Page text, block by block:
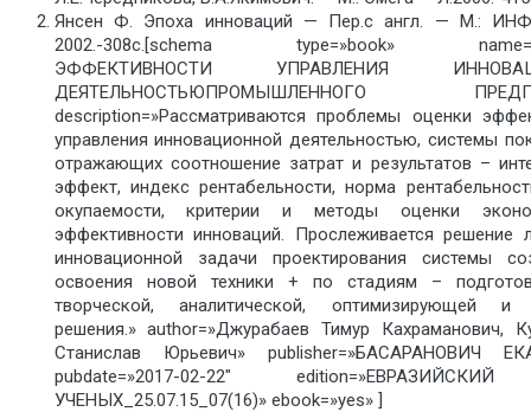
Янсен Ф. Эпоха инноваций — Пер.с англ. — М.:
2002.-308с.[schema type=»book»
ЭФФЕКТИВНОСТИ УПРАВЛЕНИЯ
ДЕЯТЕЛЬНОСТЬЮПРОМЫШЛЕННОГО
description=»Рассматриваются проблемы оценки
управления инновационной деятельностью, системы
отражающих соотношение затрат и результатов –
эффект, индекс рентабельности, норма
окупаемости, критерии и методы оценки
эффективности инноваций. Прослеживается решение
инновационной задачи проектирования системы
освоения новой техники + по стадиям –
творческой, аналитической, оптимизирующей и
решения.» author=»Джурабаев Тимур Кахраманович,
Станислав Юрьевич» publisher=»БАСАРАНОВИЧ
pubdate=»2017-02-22″
УЧЕНЫХ_25.07.15_07(16)» ebook=»yes» ]